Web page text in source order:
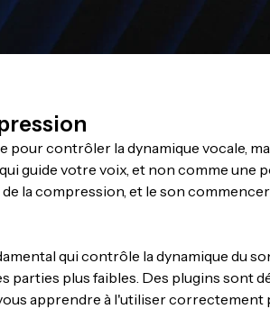
contrôler la dynamique vocale,
guide votre voix, et non comme une
la compression, et le son
qui contrôle la dynamique du
parties plus faibles. Des plugins sont
apprendre à l'utiliser correctement